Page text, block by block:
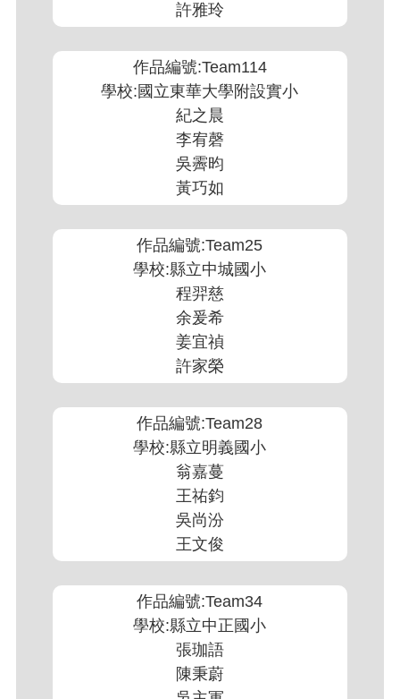
許雅玲
作品編號:Team114
學校:國立東華大學附設實小
紀之晨
李宥磬
吳霽昀
黃巧如
作品編號:Team25
學校:縣立中城國小
程羿慈
余爰希
姜宜禎
許家榮
作品編號:Team28
學校:縣立明義國小
翁嘉蔓
王祐鈞
吳尚汾
王文俊
作品編號:Team34
學校:縣立中正國小
張珈語
陳秉蔚